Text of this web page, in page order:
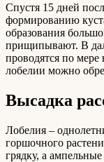
Спустя 15 дней
формированию
образования
прищипывают. В
проводятся по
лобелии можно
Высадка
Лобелия –
горшочного
грядку, а